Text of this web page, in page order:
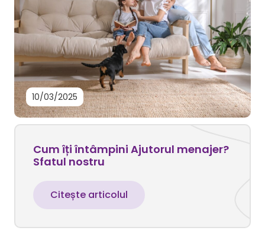
10/03/2025
Cum îți întâmpini Ajutorul menajer?
Sfatul nostru
Citește articolul